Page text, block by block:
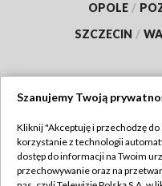
OPOLE /
SZCZECIN /
Abonament TVP
Szanujemy Twoją
Kliknij "Akceptuję i przechodzę
korzystanie z technologii
dostęp do informacji na Twoim
przechowywanie oraz na